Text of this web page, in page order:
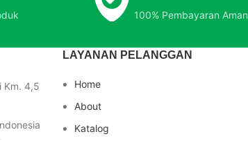
100% Pembayaran Aman
Km. 4,5
LAYANAN PELANGGAN
Home
About
Katalog